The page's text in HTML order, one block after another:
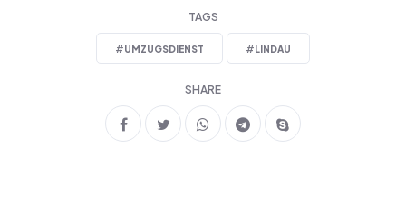
TAGS
#UMZUGSDIENST #LINDAU
SHARE